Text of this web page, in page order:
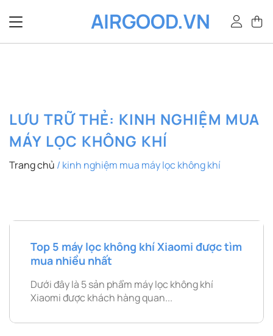
qua
dung
AIRGOOD.VN
LƯU TRỮ THẺ: KINH NGHIỆM MUA
MÁY LỌC KHÔNG KHÍ
Trang chủ / kinh nghiệm mua máy lọc không khí
Top 5 máy lọc không khí Xiaomi được tìm
mua nhiều nhất
Dưới đây là 5 sản phẩm máy lọc không khí
Xiaomi được khách hàng quan...